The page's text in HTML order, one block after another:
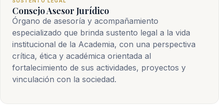
Consejo Asesor Jurídico
Órgano de asesoría y acompañamiento
especializado que brinda sustento legal a la vida
institucional de la Academia, con una perspectiva
crítica, ética y académica orientada al
fortalecimiento de sus actividades, proyectos y
vinculación con la sociedad.